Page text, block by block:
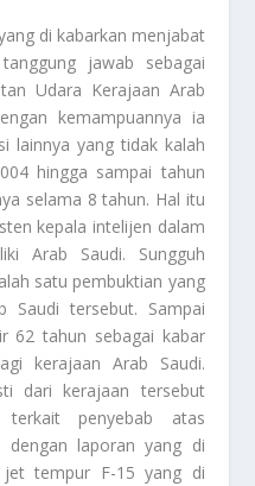
di kabarkan menjabat
jawab sebagai
Udara Kerajaan Arab
kemampuannya ia
lainnya yang tidak kalah
hingga sampai tahun
selama 8 tahun. Hal itu
kepala intelijen dalam
Arab Saudi. Sungguh
satu pembuktian yang
Saudi tersebut. Sampai
62 tahun sebagai kabar
kerajaan Arab Saudi.
dari kerajaan tersebut
terkait penyebab atas
dengan laporan yang di
tempur F-15 yang di